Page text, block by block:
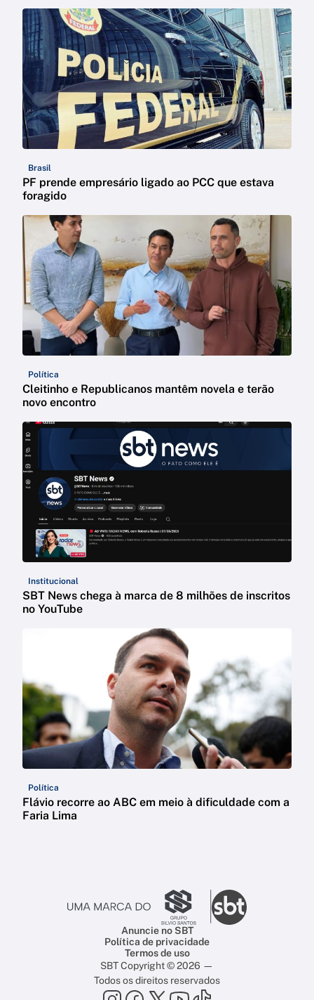
Brasil
PF prende empresário ligado ao PCC que estava
foragido
Política
Cleitinho e Republicanos mantêm novela e terão
novo encontro
Institucional
SBT News chega à marca de 8 milhões de inscritos
no YouTube
Política
Flávio recorre ao ABC em meio à dificuldade com a
Faria Lima
Anuncie no SBT
Política de privacidade
Termos de uso
SBT Copyright © 2026 —
Todos os direitos reservados